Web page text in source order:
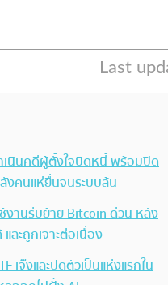
เนินคดีผู้ตั้งใจบิดหนี้ พร้อมปิด
งคนแห่ยื่นจนระบบล้น
งานรีบย้าย Bitcoin ด่วน หลัง
ละถูกเจาะต่อเนื่อง
เจ๊งและปิดตัวเป็นแห่งแรกใน